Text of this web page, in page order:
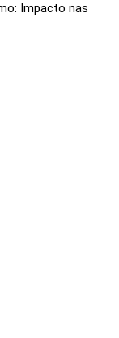
Impacto nas